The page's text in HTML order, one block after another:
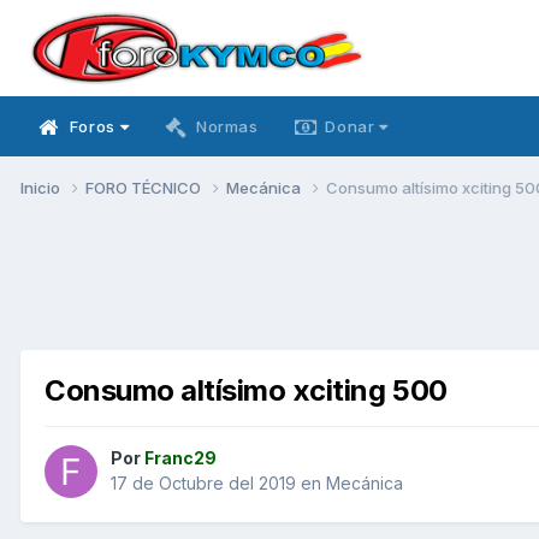
Foros Normas Donar
Inicio FORO TÉCNICO Mecánica Consumo altísimo xciting
Consumo altísimo xciting 500
Por Franc29
17 de Octubre del 2019 en Mecánica